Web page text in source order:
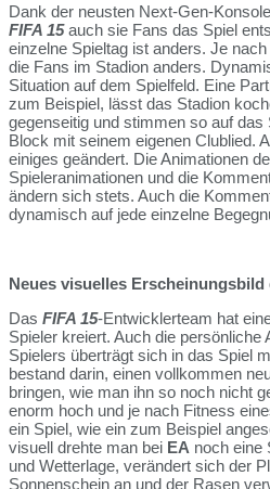
Dank der neusten Next-Gen-
FIFA 15 auch sie Fans das Spiel
einzelne Spieltag ist anders. Je
die Fans im Stadion anders.
Situation auf dem Spielfeld. Eine
zum Beispiel, lässt das Stadion
gegenseitig und stimmen so auf
Block mit seinem eigenen Clublied.
einiges geändert. Die Animationen
Spieleranimationen und die
ändern sich stets. Auch die
dynamisch auf jede einzelne
Neues visuelles Erscheinungsbild
Das FIFA 15-Entwicklerteam hat
Spieler kreiert. Auch die persönliche
Spielers überträgt sich in das Spiel
bestand darin, einen vollkommen
bringen, wie man ihn so noch nicht
enorm hoch und je nach Fitness
ein Spiel, wie ein zum Beispiel
visuell drehte man bei EA noch eine
und Wetterlage, verändert sich der
Sonnenschein an und der Rasen